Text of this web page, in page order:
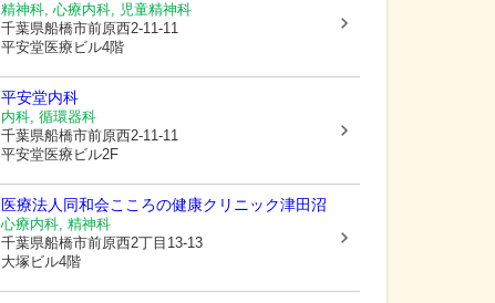
精神科, 心療内科, 児童精神科
千葉県船橋市前原西2-11-11
平安堂医療ビル4階
平安堂内科
内科, 循環器科
千葉県船橋市前原西2-11-11
平安堂医療ビル2F
医療法人同和会こころの健康クリニック津田沼
心療内科, 精神科
千葉県船橋市前原西2丁目13-13
大塚ビル4階